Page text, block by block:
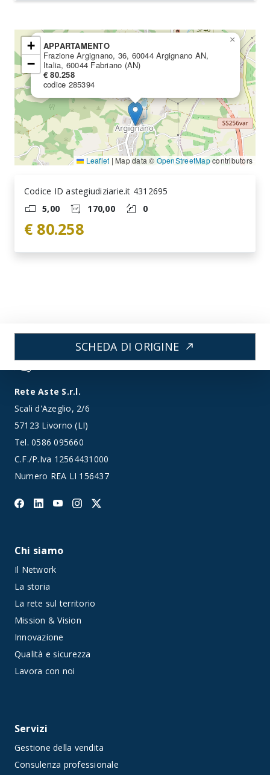
APPARTAMENTO
Frazione Argignano, 36, 60044 Argignano AN,
Italia, 60044 Fabriano (AN)
€ 80.258
codice 285394
×
+
−
Leaflet | Map data © OpenStreetMapcontributors
Codice ID astegiudiziarie.it 4312695
5,00
170,00 0
€ 80.258
SCHEDA DI ORIGINE north_east
Rete Aste S.r.l.
Scali d'Azeglio, 2/6
57123 Livorno (LI)
Tel.0586 095660
C.F./P.Iva 12564431000
Numero REA LI 156437
Chi siamo
Il Network
La storia
La rete sul territorio
Mission & Vision
Innovazione
Qualità e sicurezza
Lavora con noi
Servizi
Gestione della vendita
Consulenza professionale